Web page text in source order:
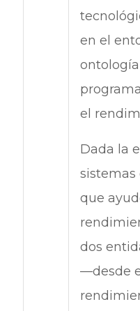
en el
el
Dada la
que
dos
—desde